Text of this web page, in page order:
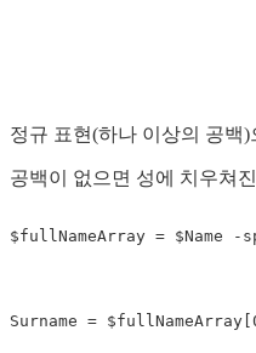
정규 표현(하나 이상의 공백
공백이 없으면 성에 치우쳐
$fullNameArray = $Name -
Surname = $fullNameArray